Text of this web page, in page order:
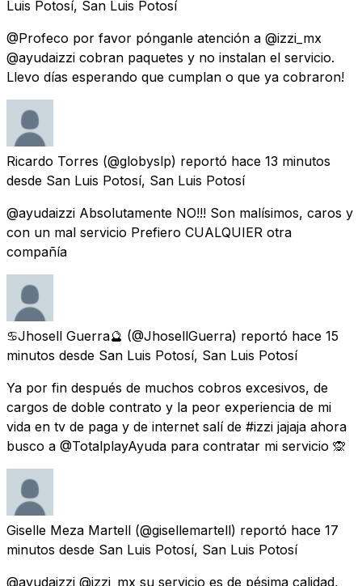
Luis Potosí, San Luis Potosí
@Profeco por favor pónganle atención a @izzi_mx
@ayudaizzi cobran paquetes y no instalan el servicio.
Llevo días esperando que cumplan o que ya cobraron!
Ricardo Torres (@globyslp) reportó hace 13 minutos
desde San Luis Potosí, San Luis Potosí
@ayudaizzi Absolutamente NO!!! Son malísimos, caros y
con un mal servicio Prefiero CUALQUIER otra
compañía
♋️Jhosell Guerra🔮 (@JhosellGuerra) reportó hace 15
minutos desde San Luis Potosí, San Luis Potosí
Ya por fin después de muchos cobros excesivos, de
cargos de doble contrato y la peor experiencia de mi
vida en tv de paga y de internet salí de #izzi jajaja ahora
busco a @TotalplayAyuda para contratar mi servicio 🙊
Giselle Meza Martell (@gisellemartell) reportó hace 17
minutos desde San Luis Potosí, San Luis Potosí
@ayudaizzi @izzi_mx su servicio es de pésima calidad,